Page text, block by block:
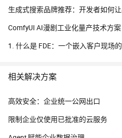
生成式搜索品牌推荐：开发者如何
1. 什么是 FDE：一个嵌入客户现场
相关解决方案
高效安全：企业统一公网出口
限制企业仅使用已批准的云服务